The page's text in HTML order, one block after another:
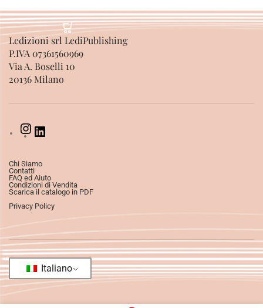
Ledizioni srl LediPublishing
P.IVA 07361560969
Via A. Boselli 10
20136 Milano
Chi Siamo
Contatti
FAQ ed Aiuto
Condizioni di Vendita
Scarica il catalogo in PDF
Privacy Policy
Italiano